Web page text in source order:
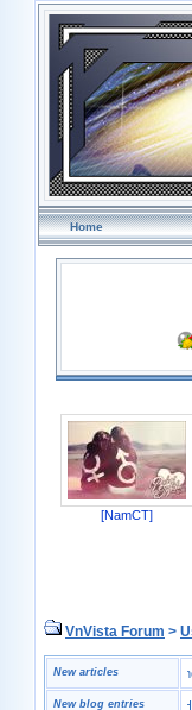
Home
[NamCT]
VnVista Forum >
New articles
“đặc biệt” của Microsoft 4
New blog entries
Tờ khai hải quan là gì?